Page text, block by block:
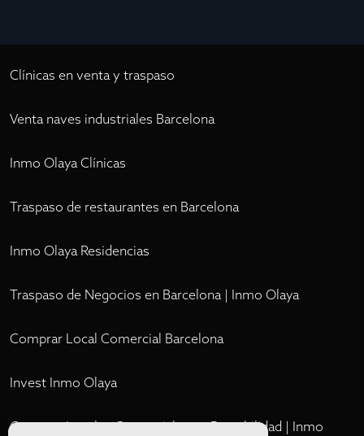
Clínicas en venta y traspaso
Venta naves industriales Barcelona
Inmo Olaya Clínicas
Traspaso de restaurantes en Barcelona
Inmo Olaya Residencias
Traspaso de Negocios en Barcelona | Inmo Olaya
Comprar Local Comercial Barcelona
Invest Inmo Olaya
Comprar Locales Comerciales en Rentabilidad | Inmo